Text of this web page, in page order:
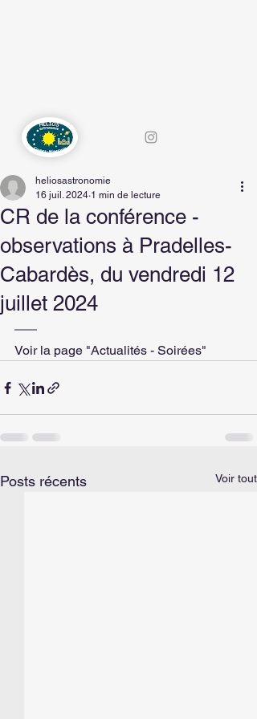
CR de la conférence -
observations à Pradelles-
Cabardès, du vendredi 12
juillet 2024
heliosastronomie
16 juil. 2024 1 min de lecture
Voir la page "Actualités - Soirées"
Posts récents Voir tout